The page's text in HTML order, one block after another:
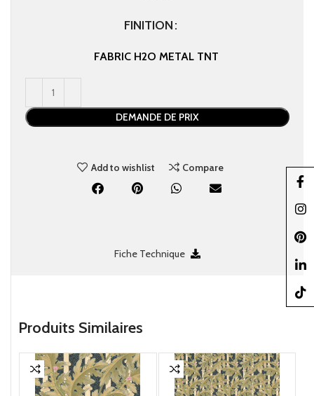
FINITION
FABRIC H2O METAL TNT
DEMANDE DE PRIX
Add to wishlist Compare
Fiche Technique
Produits Similaires